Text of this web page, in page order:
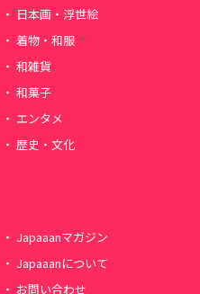
日本画・浮世絵
着物・和服
和雑貨
和菓子
エンタメ
歴史・文化
Japaaanマガジン
Japaaanについて
お問い合わせ